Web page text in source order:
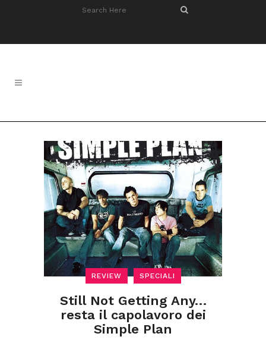
REVIEW SPECIALI
Still Not Getting Any…
resta il capolavoro dei
Simple Plan